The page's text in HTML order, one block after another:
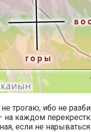
трогаю, ибо не
каждом
если не